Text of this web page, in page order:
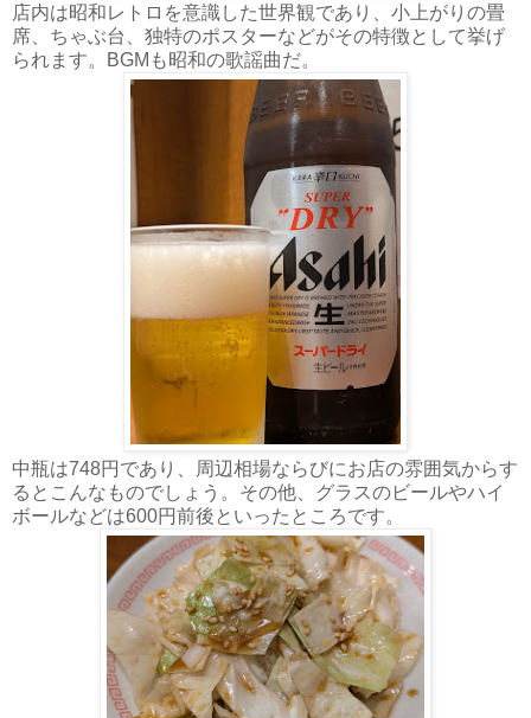
店内は昭和レトロを意識した世界観であり、小上がりの畳
席、ちゃぶ台、独特のポスターなどがその特徴として挙げ
られます。BGMも昭和の歌謡曲だ。
中瓶は748円であり、周辺相場ならびにお店の雰囲気からす
るとこんなものでしょう。その他、グラスのビールやハイ
ボールなどは600円前後といったところです。